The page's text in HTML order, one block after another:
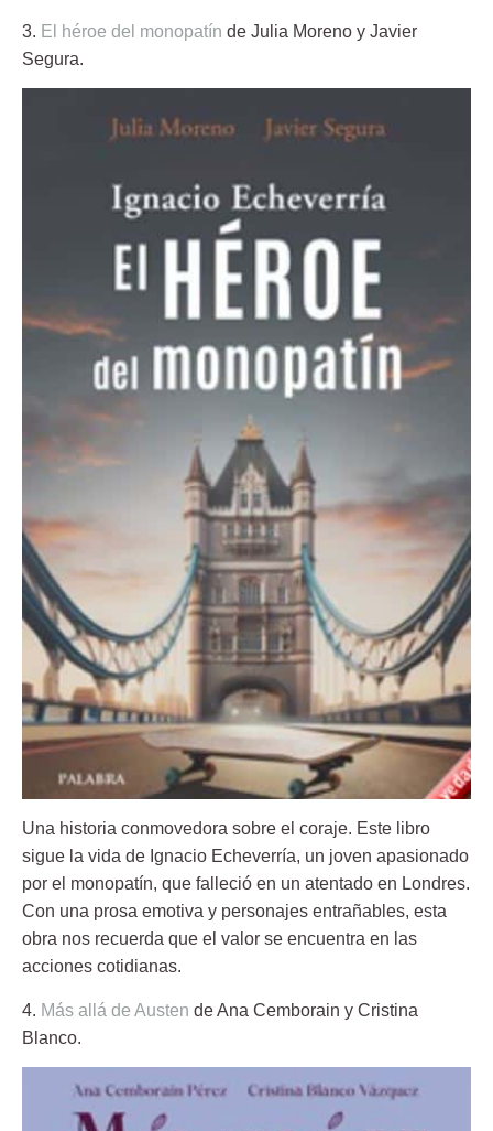
3. El héroe del monopatín de Julia Moreno y Javier
Segura.
Una historia conmovedora sobre el coraje. Este libro
sigue la vida de Ignacio Echeverría, un joven apasionado
por el monopatín, que falleció en un atentado en Londres.
Con una prosa emotiva y personajes entrañables, esta
obra nos recuerda que el valor se encuentra en las
acciones cotidianas.
4. Más allá de Austen de Ana Cemborain y Cristina
Blanco.